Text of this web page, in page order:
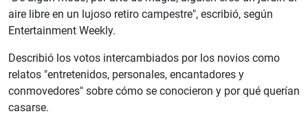
aire libre en un lujoso retiro campestre", escribió, según
Entertainment Weekly.
Describió los votos intercambiados por los novios como
relatos "entretenidos, personales, encantadores y
conmovedores" sobre cómo se conocieron y por qué querían
casarse.